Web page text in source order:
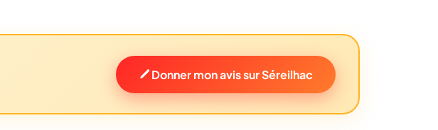
Donner mon avis sur Séreilhac